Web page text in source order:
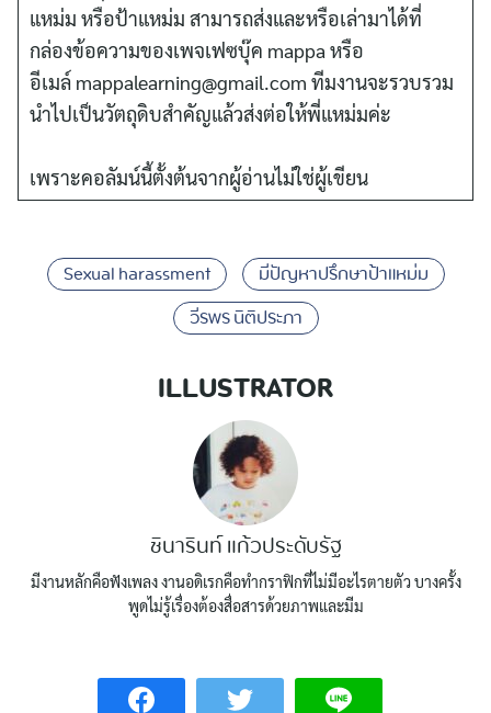
แหม่ม หรือป้าแหม่ม สามารถส่งและหรือเล่ามาได้ที่
กล่องข้อความของเพจเฟซบุ๊ค mappa หรือ
อีเมล์ mappalearning@gmail.com ทีมงานจะรวบรวม
นำไปเป็นวัตถุดิบสำคัญแล้วส่งต่อให้พี่แหม่มค่ะ
เพราะคอลัมน์นี้ตั้งต้นจากผู้อ่านไม่ใช่ผู้เขียน
Sexual harassment
มีปัญหาปรึกษาป้าแหม่ม
วีรพร นิติประภา
ILLUSTRATOR
ชินารินท์ แก้วประดับรัฐ
มีงานหลักคือฟังเพลง งานอดิเรกคือทำกราฟิกที่ไม่มีอะไรตายตัว บางครั้ง
พูดไม่รู้เรื่องต้องสื่อสารด้วยภาพและมีม